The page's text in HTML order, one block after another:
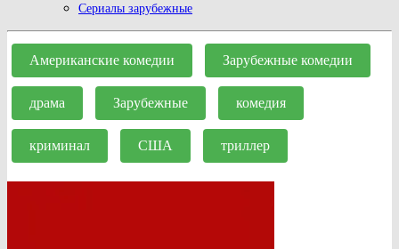
Сериалы зарубежные
Close
Button
Американские комедии Зарубежные комедии
драма Зарубежные комедия
криминал США триллер